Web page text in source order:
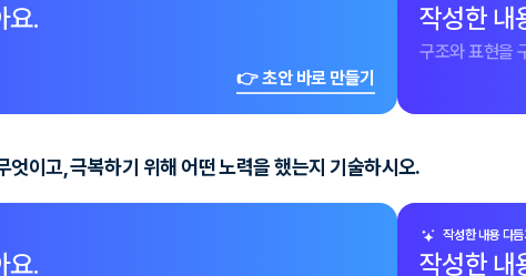
요.
👉 초안 바로 만들기
작성한 내
구조와 표현을
이고, 극복하기 위해 어떤 노력을 했는지 기술하시오.
요.
작성한 내용 다듬
작성한 내